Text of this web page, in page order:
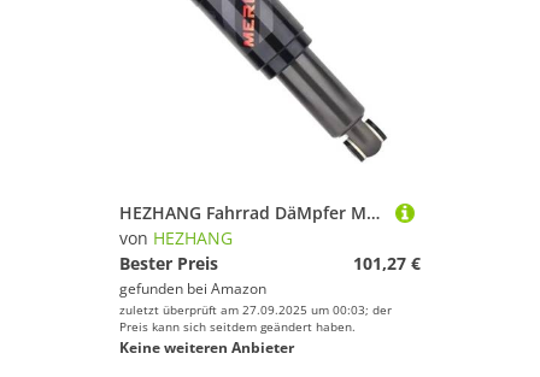
HEZHANG Fahrrad DäMpfer Mountainbike Luft Stoßdämpfer 125mm/ 150mm/165mm/190mm/200mm Roller Legierung MTB Klapp Fahrrad Hinten Schock Fahrrad Teile(150MM24)
von HEZHANG
Bester Preis
101,27 €
gefunden bei Amazon
zuletzt überprüft am 27.09.2025 um 00:03; der
Preis kann sich seitdem geändert haben.
Keine weiteren Anbieter